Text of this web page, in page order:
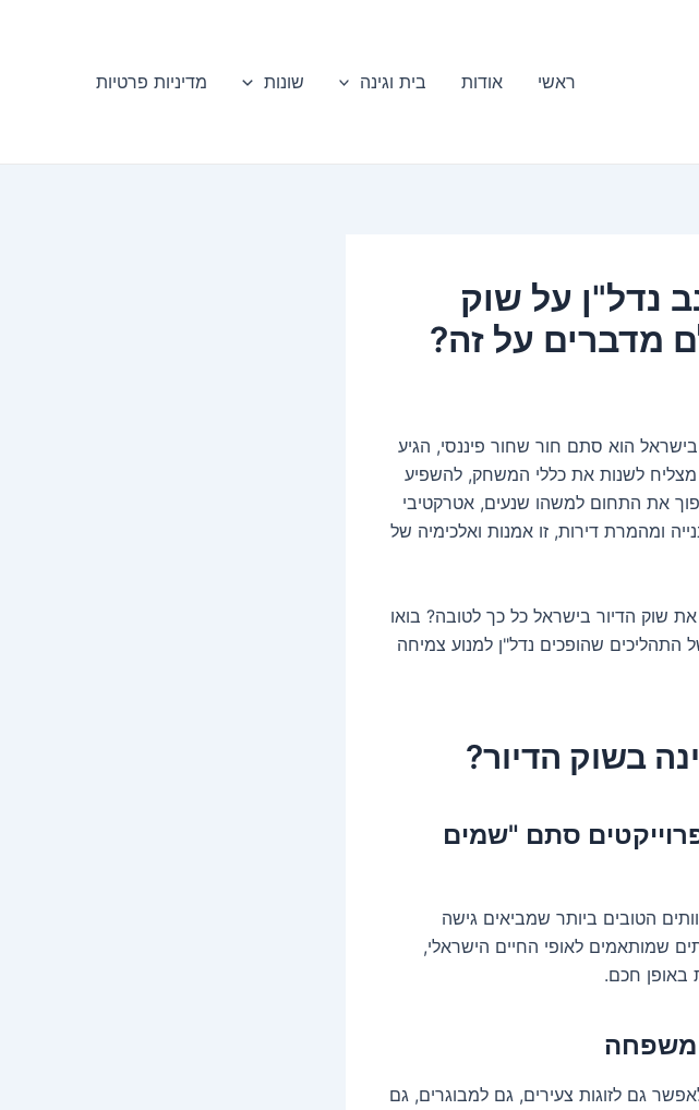
ראשי
אודות בית וגינה שונות מדיניות פרטיות
נדל"ן על שוק
מדברים על זה?
הוא סתם חור שחור פיננסי, הגיע
מצליח לשנות את כללי המשחק, להשפיע
את התחום למשהו שנעים, אטרקטיבי
ומהמרת דירות, זו אמנות ואלכימיה של
שוק הדיור בישראל כל כך לטובה? בואו
שהופכים נדל"ן למנוע צמיחה
בשוק הדיור?
פרוייקטים סתם "שמים
הטובים ביותר שמביאים גישה
שמותאמים לאופי החיים הישראלי,
באופן חכם.
גם לזוגות צעירים, גם למבוגרים, גם